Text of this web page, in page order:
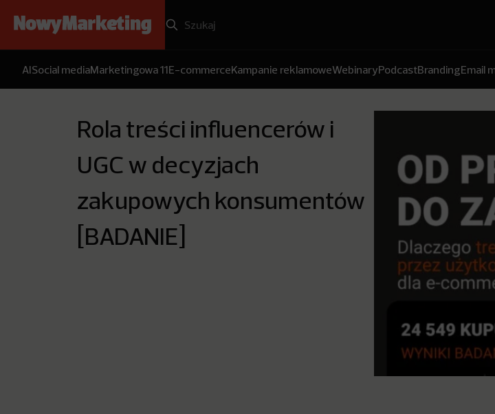
AISocial mediaMarketingowa 11E-commerceKampanie reklamoweWebinaryPodcastBrandingEmail
Rola treści influencerów i
UGC w decyzjach
zakupowych konsumentów
[BADANIE]